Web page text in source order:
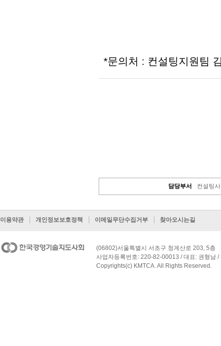
*문의처 : 컨설팅지원팀
담당부서 컨설팅
이용약관 개인정보보호정책 이메일무단수집거부 찾아오시는길
(06802)서울특별시 서초구 청계산로 203, 5층
사업자등록번호: 220-82-00013 / 대표: 권형남
Copyrights(c) KMTCA. All Rights Reserved.